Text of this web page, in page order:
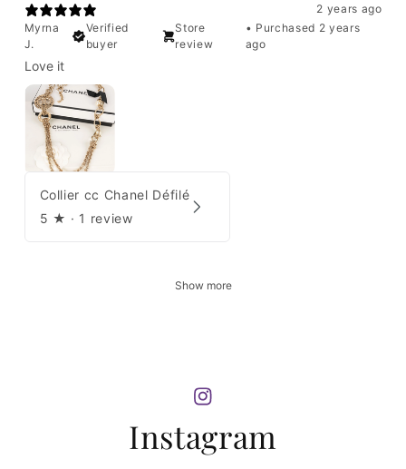
2 years ago
Myrna
J.
Verified
buyer
Store
review
• Purchased 2 years
ago
Love it
Collier cc Chanel Défilé
5 ★ · 1 review
Show more
Instagram